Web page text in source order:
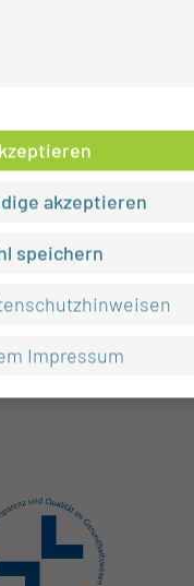
akzeptieren
speichern
Impressum